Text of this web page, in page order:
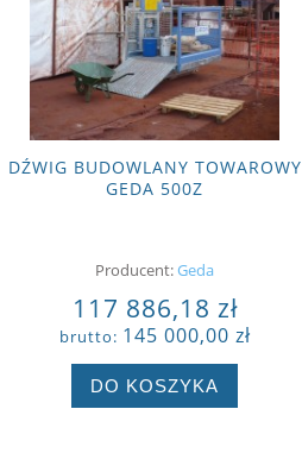
DŹWIG BUDOWLANY TOWAROWY
GEDA 500Z
Producent:Geda
117 886,18 zł
brutto: 145 000,00 zł
DO KOSZYKA